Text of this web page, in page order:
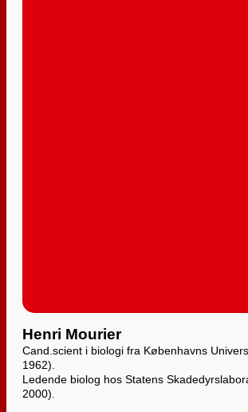
Henri Mourier
Cand.scient i biologi fra Københavns
1962).
Ledende biolog hos Statens
2000).